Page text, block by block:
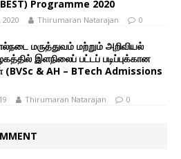
Programme 2020
2020 Thirumaran Natarajan 0
மருத்துவம் மற்றும் அறிவியல்
இளநிலைப் பட்டப் படிப்புக்கான
& AH – BTech Admissions
Thirumaran Natarajan 0